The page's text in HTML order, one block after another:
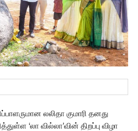
லலிதா குமாரி தனது
‘லா வில்லா’வின் திறப்பு விழா